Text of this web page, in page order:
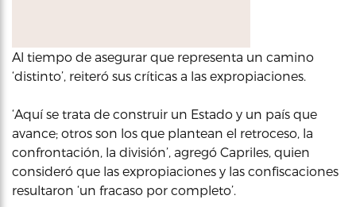
Al tiempo de asegurar que representa un camino
‘distinto’, reiteró sus críticas a las expropiaciones.
‘Aquí se trata de construir un Estado y un país que
avance; otros son los que plantean el retroceso, la
confrontación, la división’, agregó Capriles, quien
consideró que las expropiaciones y las confiscaciones
resultaron ‘un fracaso por completo’.